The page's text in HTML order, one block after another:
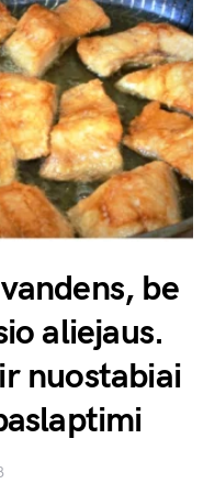
be
aliejaus.
nuostabiai